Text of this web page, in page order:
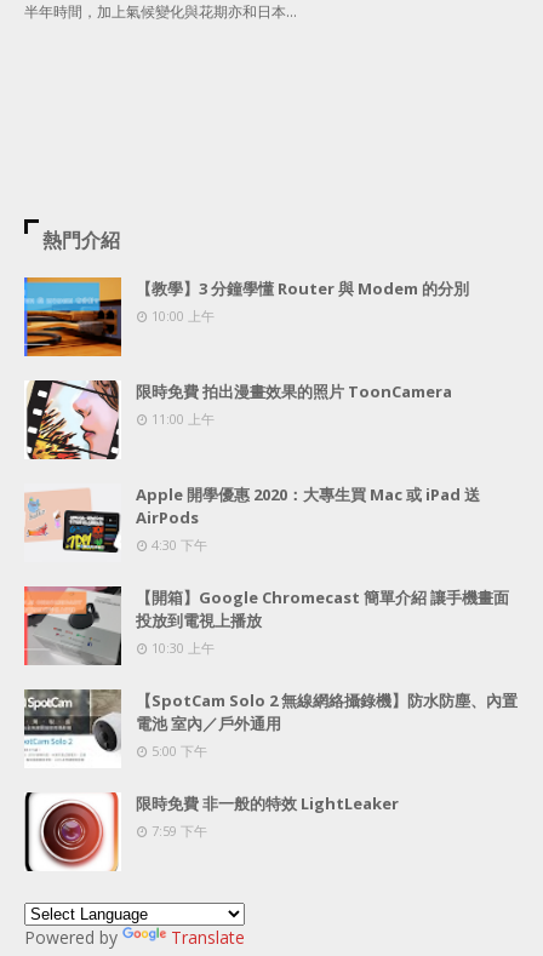
半年時間，加上氣候變化與花期亦和日本…
熱門介紹
【教學】3 分鐘學懂 Router 與 Modem 的分別
10:00 上午
限時免費 拍出漫畫效果的照片 ToonCamera
11:00 上午
Apple 開學優惠 2020：大專生買 Mac 或 iPad 送
AirPods
4:30 下午
【開箱】Google Chromecast 簡單介紹 讓手機畫面
投放到電視上播放
10:30 上午
【SpotCam Solo 2 無線網絡攝錄機】防水防塵、內置
電池 室內／戶外通用
5:00 下午
限時免費 非一般的特效 LightLeaker
7:59 下午
Powered by Translate